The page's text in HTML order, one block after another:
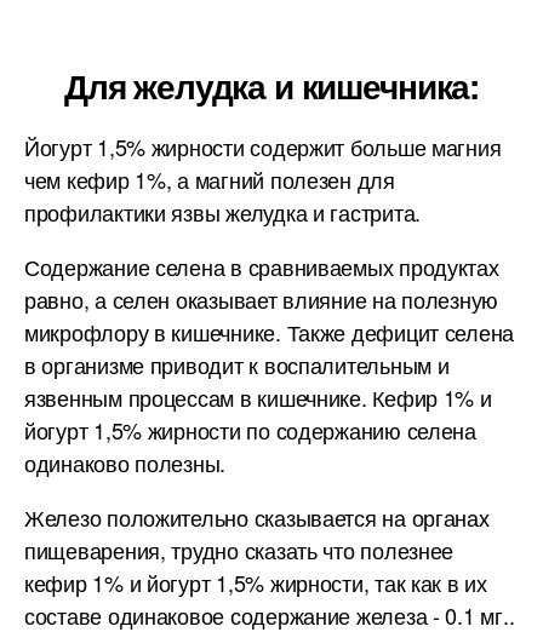
Для желудка и кишечника:
Йогурт 1,5% жирности содержит больше магния
чем кефир 1%, а магний полезен для
профилактики язвы желудка и гастрита.
Содержание селена в сравниваемых продуктах
равно, а селен оказывает влияние на полезную
микрофлору в кишечнике. Также дефицит селена
в организме приводит к воспалительным и
язвенным процессам в кишечнике. Кефир 1% и
йогурт 1,5% жирности по содержанию селена
одинаково полезны.
Железо положительно сказывается на органах
пищеварения, трудно сказать что полезнее
кефир 1% и йогурт 1,5% жирности, так как в их
составе одинаковое содержание железа - 0.1 мг..